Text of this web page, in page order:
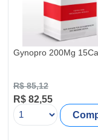
Gynopro 200Mg
R$ 85,12
R$ 82,55